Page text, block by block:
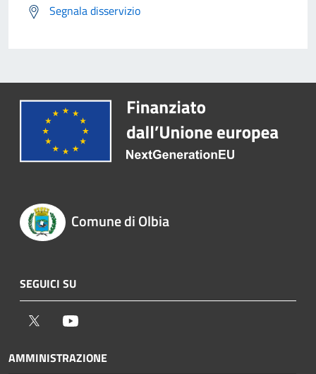
Segnala disservizio
Comune di Olbia
SEGUICI SU
Twitter
AMMINISTRAZIONE